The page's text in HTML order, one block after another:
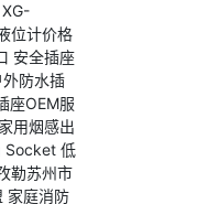
XG-
位计价格
安全插座
外防水插
座OEM服
家用烟感出
Socket 低
勒苏州市
家庭消防